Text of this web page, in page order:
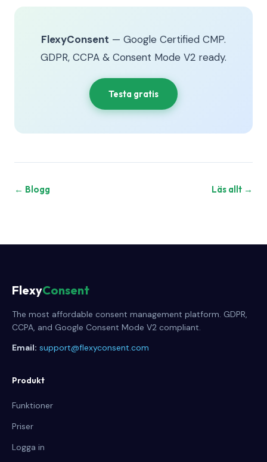
FlexyConsent — Google Certified CMP.
GDPR, CCPA & Consent Mode V2 ready.
Testa gratis
← Blogg Läs allt →
FlexyConsent
The most affordable consent management platform. GDPR,
CCPA, and Google Consent Mode V2 compliant.
Email: support@flexyconsent.com
Produkt
Funktioner
Priser
Logga in